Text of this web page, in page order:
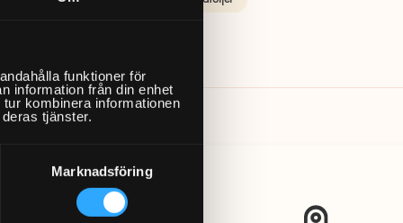
funktioner för
information från din enhet
kombinera informationen
tjänster.
Marknadsföring